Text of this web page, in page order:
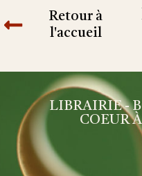
Retour à
l'accueil
LIBRAIRIE -
COEUR